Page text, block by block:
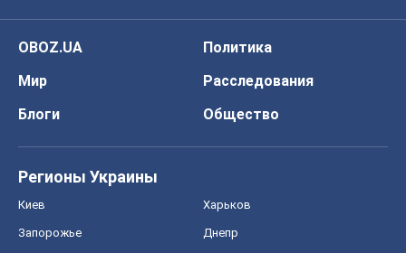
OBOZ.UA
Политика
Мир
Расследования
Блоги
Общество
Регионы Украины
Киев Харьков
Запорожье Днепр